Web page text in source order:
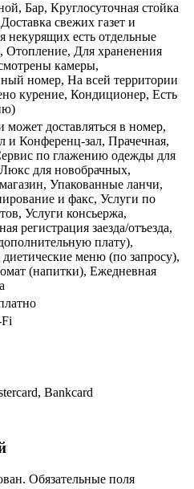
Бар, Круглосуточная стойка
свежих газет и
некурящих есть отдельные
Отопление, Для храненения
камеры,
номер, На всей территории
курение, Кондиционер, Есть
может доставляться в номер,
и Конференц-зал, Прачечная,
по глажению одежды для
для новобрачных,
Упакованные ланчи,
и факс, Услуги по
Услуги консьержа,
регистрация заезда/отъезда,
плату),
меню (по запросу),
(напитки), Ежедневная
Bankcard
Обязательные поля